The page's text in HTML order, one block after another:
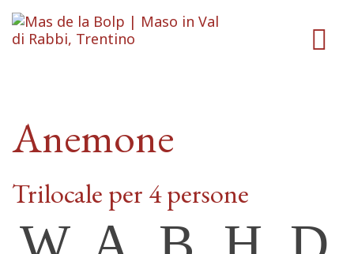
Anemone
Trilocale per 4 persone